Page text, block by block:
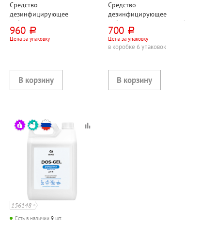
Средство
дезинфицирующее
таблетки 300 шт, Grass,
"Deso (Десо) CL", 1кг,
пластик. банка
960 руб.
Цена за упаковку
Средство
дезинфицирующее
таблетки 300 шт, Дезитабс,
1кг, пластик. банка
700 руб.
Цена за упаковку
в коробке 6 упаковок
156148
Есть в наличии 9 шт.